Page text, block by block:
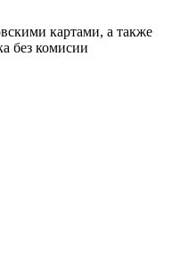
картами, а также
без комисии